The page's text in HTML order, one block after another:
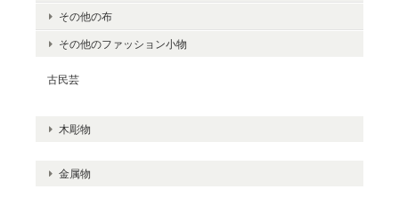
その他の布
その他のファッション小物
古民芸
木彫物
金属物